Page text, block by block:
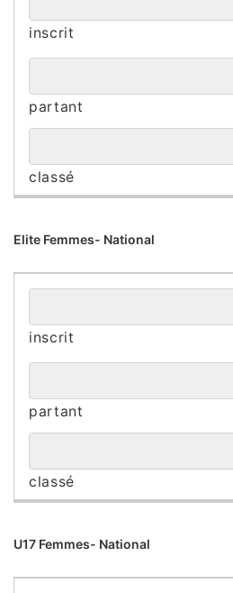
Elite Femmes- National
U17 Femmes- National